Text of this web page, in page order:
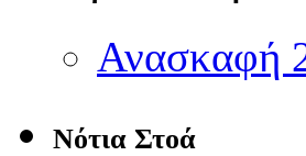
Ανασκαφή
Νότια Στοά